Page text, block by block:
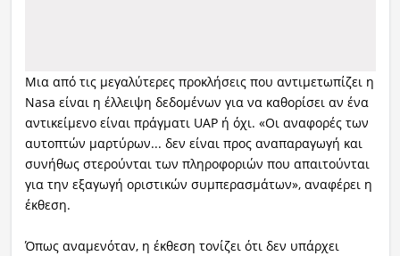
Μια από τις μεγαλύτερες προκλήσεις που αντιμετωπίζει η
Nasa είναι η έλλειψη δεδομένων για να καθορίσει αν ένα
αντικείμενο είναι πράγματι UAP ή όχι. «Οι αναφορές των
αυτοπτών μαρτύρων... δεν είναι προς αναπαραγωγή και
συνήθως στερούνται των πληροφοριών που απαιτούνται
για την εξαγωγή οριστικών συμπερασμάτων», αναφέρει η
έκθεση.
Όπως αναμενόταν, η έκθεση τονίζει ότι δεν υπάρχει